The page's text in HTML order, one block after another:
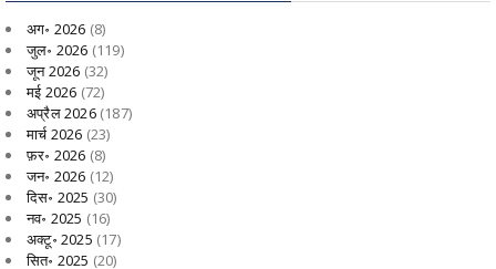
अग॰ 2026 (8)
जुल॰ 2026 (119)
जून 2026 (32)
मई 2026 (72)
अप्रैल 2026(187)
मार्च 2026 (23)
फ़र॰ 2026 (8)
जन॰ 2026 (12)
दिस॰ 2025 (30)
नव॰ 2025 (16)
अक्टू॰ 2025 (17)
सित॰ 2025 (20)